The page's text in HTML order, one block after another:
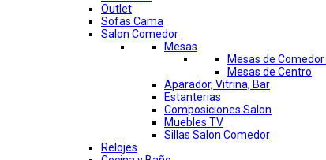
Outlet
Sofas Cama
Salon Comedor
Mesas
Mesas de
Mesas de Centro
Aparador, Vitrina, Bar
Estanterias
Composiciones Salon
Muebles TV
Sillas Salon Comedor
Relojes